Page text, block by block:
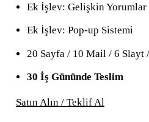
Ek İşlev: Gelişkin Yorumlar
Ek İşlev: Pop-up Sistemi
20 Sayfa / 10 Mail / 6 Slayt
30 İş Gününde Teslim
Satın Alın / Teklif Al